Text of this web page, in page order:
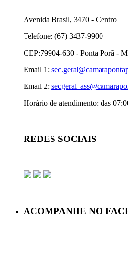
Avenida Brasil, 3470 - Centro
Telefone: (67) 3437-9900
CEP:79904-630 - Ponta Porã -
Email 1:
Email 2:
Horário de atendimento: das
REDES SOCIAIS
ACOMPANHE NO